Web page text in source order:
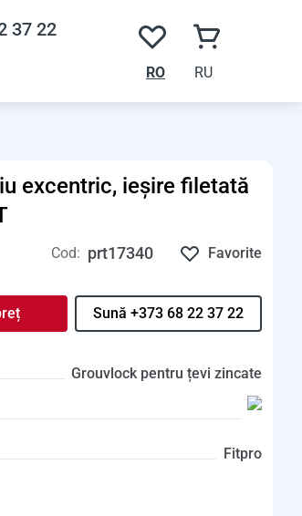
37 22
RO RU
excentric, ieșire filetată
Cod: prt17340 Favorite
Sună +373 68 22 37 22
Grouvlock pentru țevi zincate
Fitpro